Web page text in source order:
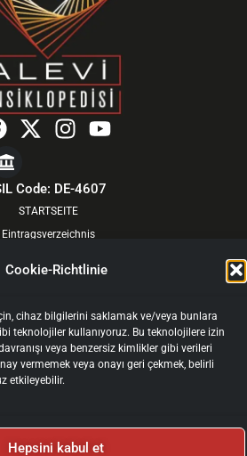
Cookie-Richtlinie
cihaz bilgilerini saklamak ve/veya bunlara
teknolojiler kullanıyoruz. Bu teknolojilere izin
veya benzersiz kimlikler gibi verileri
vermemek veya onayı geri çekmek, belirli
etkileyebilir.
Hepsini kabul et
o
o
X
w
i
t
t
e
I
n
t
a
g
a
Y
t
e
Code: DE-4607
STARTSEITE
Eintragsverzeichnis
BOARDS
FÜR AUTOREN
AUTOREN-LOGIN
ve Korunması